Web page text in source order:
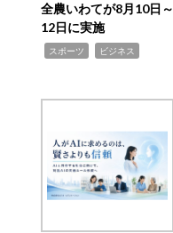
全農いわてが8月10日～
12日に実施
スポーツ ビジネス